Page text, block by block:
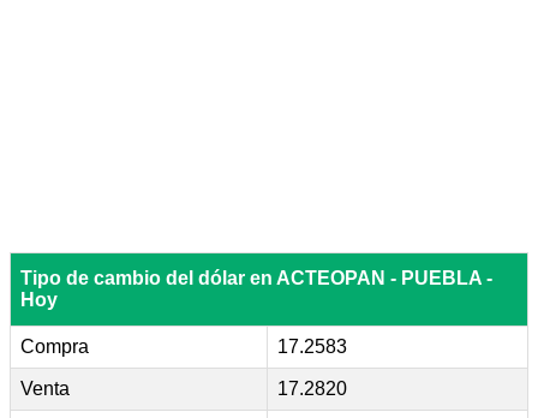
Tipo de cambio del dólar en ACTEOPAN - PUEBLA -
Hoy
Compra 17.2583
Venta 17.2820